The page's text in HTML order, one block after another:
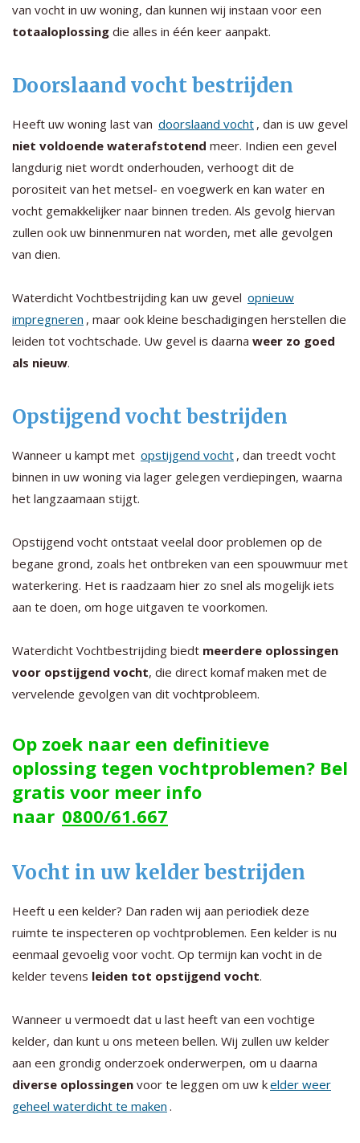
van vocht in uw woning, dan kunnen wij instaan voor een
totaaloplossing die alles in één keer aanpakt.
Doorslaand vocht bestrijden
Heeft uw woning last van doorslaand vocht , dan is uw gevel
niet voldoende waterafstotend meer. Indien een gevel
langdurig niet wordt onderhouden, verhoogt dit de
porositeit van het metsel- en voegwerk en kan water en
vocht gemakkelijker naar binnen treden. Als gevolg hiervan
zullen ook uw binnenmuren nat worden, met alle gevolgen
van dien.
Waterdicht Vochtbestrijding kan uw gevel opnieuw
impregneren , maar ook kleine beschadigingen herstellen die
leiden tot vochtschade. Uw gevel is daarna weer zo goed
als nieuw.
Opstijgend vocht bestrijden
Wanneer u kampt met opstijgend vocht , dan treedt vocht
binnen in uw woning via lager gelegen verdiepingen, waarna
het langzaamaan stijgt.
Opstijgend vocht ontstaat veelal door problemen op de
begane grond, zoals het ontbreken van een spouwmuur met
waterkering. Het is raadzaam hier zo snel als mogelijk iets
aan te doen, om hoge uitgaven te voorkomen.
Waterdicht Vochtbestrijding biedt meerdere oplossingen
voor opstijgend vocht, die direct komaf maken met de
vervelende gevolgen van dit vochtprobleem.
Op zoek naar een definitieve
oplossing tegen vochtproblemen? Bel
gratis voor meer info
naar 0800/61.667
Vocht in uw kelder bestrijden
Heeft u een kelder? Dan raden wij aan periodiek deze
ruimte te inspecteren op vochtproblemen. Een kelder is nu
eenmaal gevoelig voor vocht. Op termijn kan vocht in de
kelder tevens leiden tot opstijgend vocht.
Wanneer u vermoedt dat u last heeft van een vochtige
kelder, dan kunt u ons meteen bellen. Wij zullen uw kelder
aan een grondig onderzoek onderwerpen, om u daarna
diverse oplossingen voor te leggen om uw kelder weer
geheel waterdicht te maken .